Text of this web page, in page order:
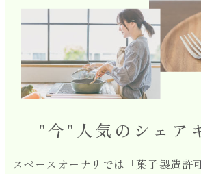
"今"人気のシェア
スペースオーナリでは「菓子製造許